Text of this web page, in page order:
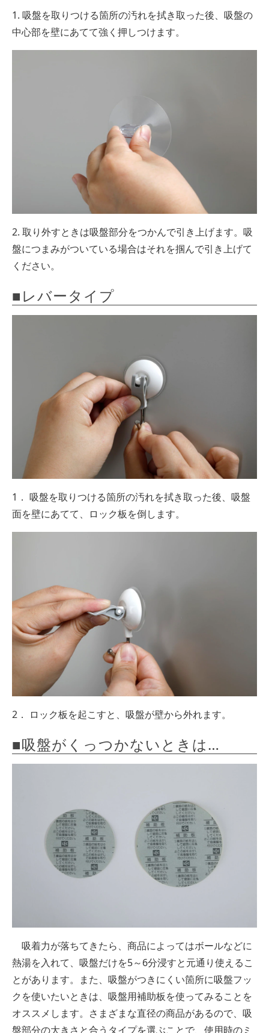
1. 吸盤を取りつける箇所の汚れを拭き取った後、吸盤の
中心部を壁にあてて強く押しつけます。
2. 取り外すときは吸盤部分をつかんで引き上げます。吸
盤につまみがついている場合はそれを掴んで引き上げて
ください。
■レバータイプ
1． 吸盤を取りつける箇所の汚れを拭き取った後、吸盤
面を壁にあてて、ロック板を倒します。
2． ロック板を起こすと、吸盤が壁から外れます。
■吸盤がくっつかないときは…
吸着力が落ちてきたら、商品によってはボールなどに
熱湯を入れて、吸盤だけを5～6分浸すと元通り使えるこ
とがあります。また、吸盤がつきにくい箇所に吸盤フッ
クを使いたいときは、吸盤用補助板を使ってみることを
オススメします。さまざまな直径の商品があるので、吸
盤部分の大きさと合うタイプを選ぶことで、使用時のミ